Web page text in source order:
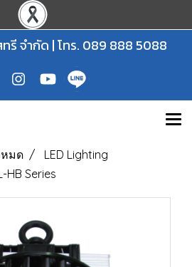
จำกัด | โทร. 089 888 5088
มด
LED Lighting
HB Series